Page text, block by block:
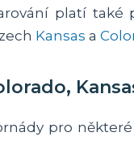
platí
Kansas a
pro